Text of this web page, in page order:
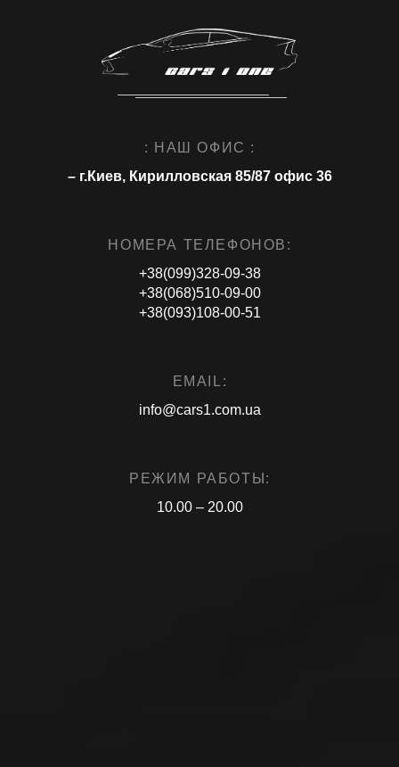
: НАШ ОФИС :
– г.Киев, Кирилловская 85/87 офис 36
НОМЕРА ТЕЛЕФОНОВ:
+38(099)328-09-38
+38(068)510-09-00
+38(093)108-00-51
EMAIL:
info@cars1.com.ua
РЕЖИМ РАБОТЫ:
10.00 – 20.00